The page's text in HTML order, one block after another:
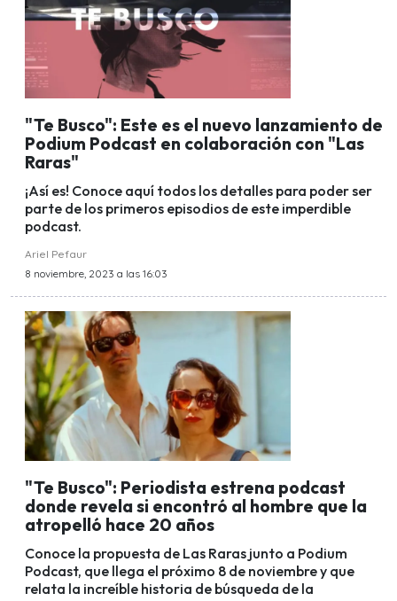
"Te Busco": Este es el nuevo lanzamiento de
Podium Podcast en colaboración con "Las
Raras"
¡Así es! Conoce aquí todos los detalles para poder ser
parte de los primeros episodios de este imperdible
podcast.
Ariel Pefaur
8 noviembre, 2023 a las 16:03
"Te Busco": Periodista estrena podcast
donde revela si encontró al hombre que la
atropelló hace 20 años
Conoce la propuesta de Las Raras junto a Podium
Podcast, que llega el próximo 8 de noviembre y que
relata la increíble historia de búsqueda de la